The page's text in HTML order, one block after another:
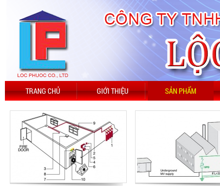
TRANG CHỦ GIỚI THIỆU SẢN PHẨM